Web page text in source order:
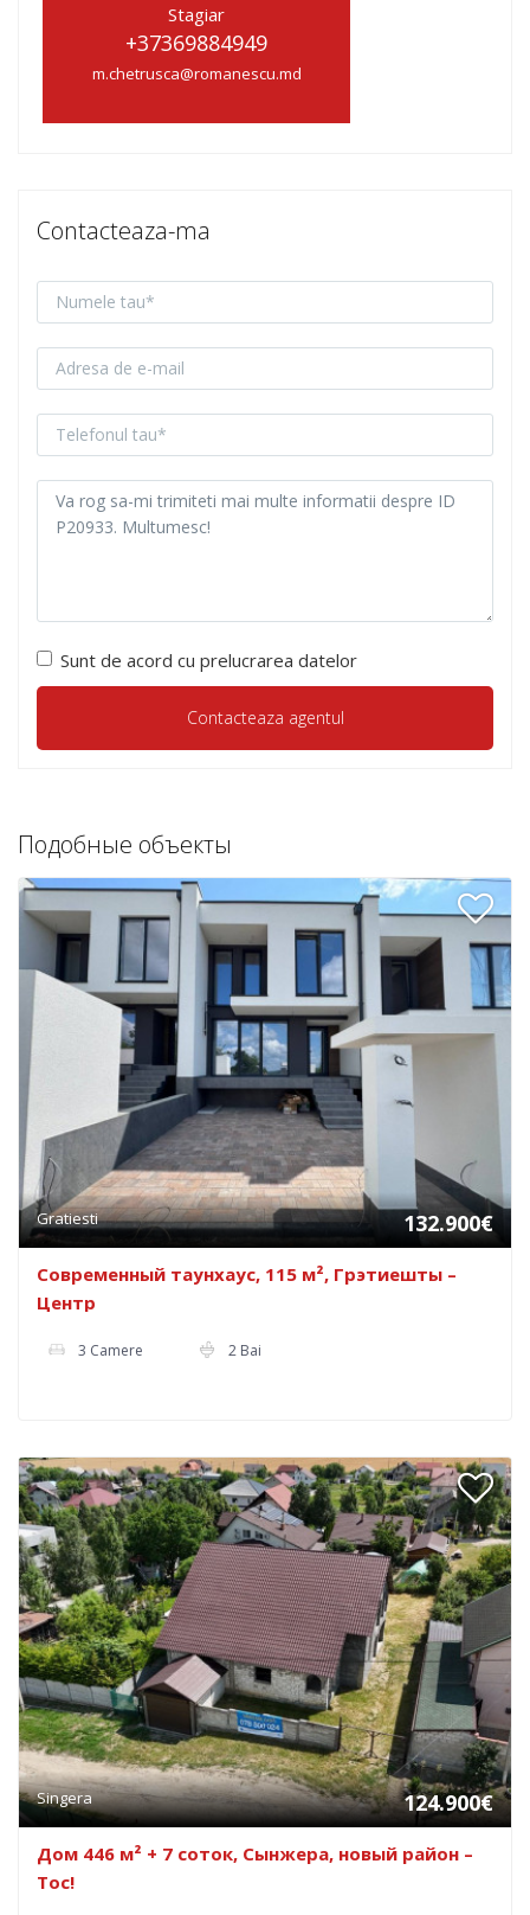
Stagiar
+37369884949
m.chetrusca@romanescu.md
Contacteaza-ma
Sunt de acord cu prelucrarea datelor
Подобные объекты
Gratiesti 132.900€
Современный таунхаус, 115 м², Грэтиeшты –
Центр
3 Camere 2 Bai
Singera 124.900€
Дом 446 м² + 7 соток, Сынжера, новый район –
Toc!